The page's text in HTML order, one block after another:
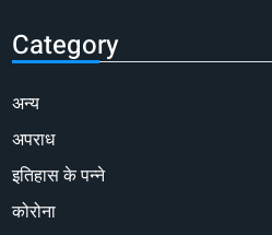
Category
अन्य
अपराध
इतिहास के पन्ने
कोरोना